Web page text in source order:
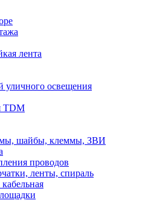
лента
уличного освещения
TDM
шайбы, клеммы, ЗВИ
проводов
ленты, спираль